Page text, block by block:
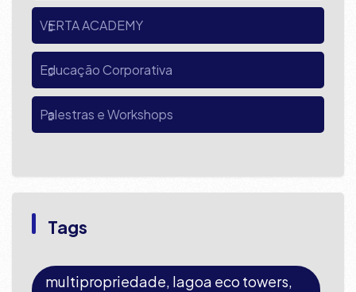
VERTA ACADEMY
Educação Corporativa
Palestras e Workshops
Tags
multipropriedade, lagoa eco towers,